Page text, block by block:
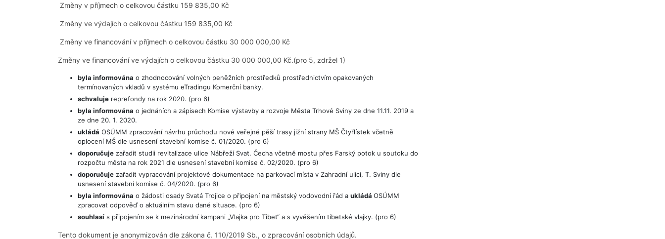
Změny v příjmech o celkovou částku 159 835,00 Kč
Změny ve výdajích o celkovou částku 159 835,00 Kč
Změny ve financování v příjmech o celkovou částku 30 000 000,00 Kč
Změny ve financování ve výdajích o celkovou částku 30 000 000,00 Kč.(pro 5, zdržel 1)
byla informována o zhodnocování volných peněžních prostředků prostřednictvím opakovaných
termínovaných vkladů v systému eTradingu Komerční banky.
schvaluje reprefondy na rok 2020. (pro 6)
byla informována o jednáních a zápisech Komise výstavby a rozvoje Města Trhové Sviny ze dne 11.11. 2019 a
ze dne 20. 1. 2020.
ukládá OSÚMM zpracování návrhu průchodu nové veřejné pěší trasy jižní strany MŠ Čtyřlístek včetně
oplocení MŠ dle usnesení stavební komise č. 01/2020. (pro 6)
doporučuje zařadit studii revitalizace ulice Nábřeží Svat. Čecha včetně mostu přes Farský potok u soutoku do
rozpočtu města na rok 2021 dle usnesení stavební komise č. 02/2020. (pro 6)
doporučuje zařadit vypracování projektové dokumentace na parkovací místa v Zahradní ulici, T. Sviny dle
usnesení stavební komise č. 04/2020. (pro 6)
byla informována o žádosti osady Svatá Trojice o připojení na městský vodovodní řád a ukládá OSÚMM
zpracovat odpověď o aktuálním stavu dané situace. (pro 6)
souhlasí s připojením se k mezinárodní kampani „Vlajka pro Tibet“ a s vyvěšením tibetské vlajky. (pro 6)
Tento dokument je anonymizován dle zákona č. 110/2019 Sb., o zpracování osobních údajů.